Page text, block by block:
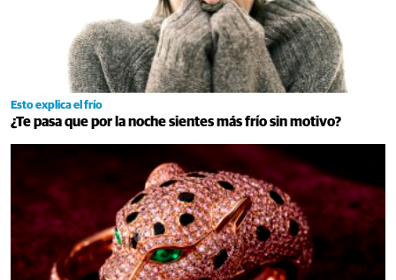
Esto explica el frío
¿Te pasa que por la noche sientes más frío sin motivo?